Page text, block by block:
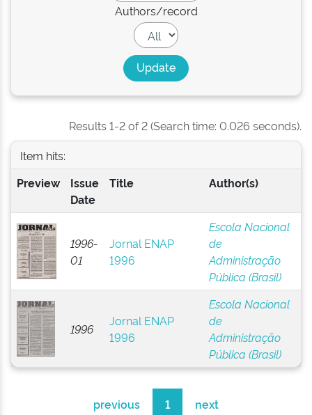
Authors/record
Results 1-2 of 2 (Search time: 0.026 seconds).
Item hits:
Preview
Issue
Date
Title Author(s)
1996-
01
Jornal ENAP
1996
Escola Nacional
de
Administração
Pública (Brasil)
1996
Jornal ENAP
1996
Escola Nacional
de
Administração
Pública (Brasil)
previous 1 next